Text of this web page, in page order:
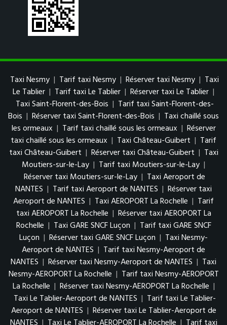
Taxi Nesmy | Tarif taxi Nesmy | Réserver taxi Nesmy | Taxi
Le Tablier | Tarif taxi Le Tablier | Réserver taxi Le Tablier |
Taxi Saint-Florent-des-Bois | Tarif taxi Saint-Florent-des-
Bois | Réserver taxi Saint-Florent-des-Bois | Taxi chaillé sous
les ormeaux | Tarif taxi chaillé sous les ormeaux | Réserver
taxi chaillé sous les ormeaux | Taxi Château-Guibert | Tarif
taxi Château-Guibert | Réserver taxi Château-Guibert | Taxi
Moutiers-sur-le-Lay | Tarif taxi Moutiers-sur-le-Lay |
Réserver taxi Moutiers-sur-le-Lay | Taxi Aeroport de
NANTES | Tarif taxi Aeroport de NANTES | Réserver taxi
Aeroport de NANTES | Taxi AEROPORT La Rochelle | Tarif
taxi AEROPORT La Rochelle | Réserver taxi AEROPORT La
Rochelle | Taxi GARE SNCF Luçon | Tarif taxi GARE SNCF
Luçon | Réserver taxi GARE SNCF Luçon | Taxi Nesmy-
Aeroport de NANTES | Tarif taxi Nesmy-Aeroport de
NANTES | Réserver taxi Nesmy-Aeroport de NANTES | Taxi
Nesmy-AEROPORT La Rochelle | Tarif taxi Nesmy-AEROPORT
La Rochelle | Réserver taxi Nesmy-AEROPORT La Rochelle |
Taxi Le Tablier-Aeroport de NANTES | Tarif taxi Le Tablier-
Aeroport de NANTES | Réserver taxi Le Tablier-Aeroport de